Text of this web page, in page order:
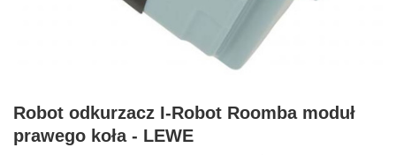
Robot odkurzacz I-Robot Roomba moduł
prawego koła - LEWE